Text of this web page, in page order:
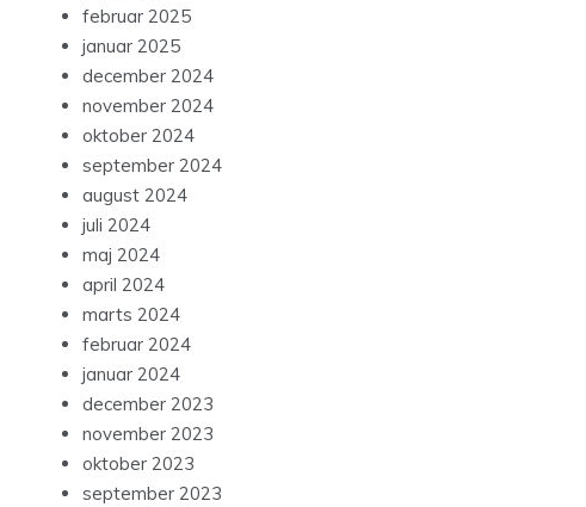
februar 2025
januar 2025
december 2024
november 2024
oktober 2024
september 2024
august 2024
juli 2024
maj 2024
april 2024
marts 2024
februar 2024
januar 2024
december 2023
november 2023
oktober 2023
september 2023